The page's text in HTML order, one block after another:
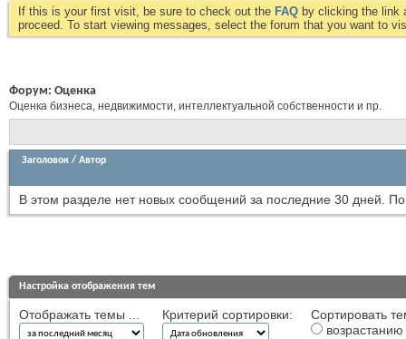
If this is your first visit, be sure to check out the FAQ by clicking the link
proceed. To start viewing messages, select the forum that you want to
Форум: Оценка
Оценка бизнеса, недвижимости, интеллектуальной собственности и пр.
Заголовок / Автор
В этом разделе нет новых сообщений за последние 30 дней.
Настройка отображения тем
Отображать темы ... Критерий сортировки:
Сортировать
возрастанию